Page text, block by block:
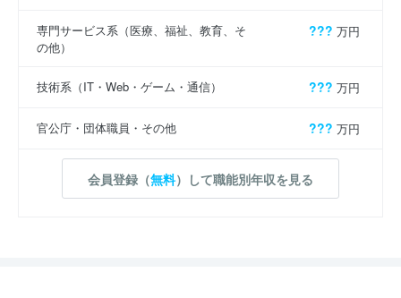
専門サービス系（医療、福祉、教育、そ
の他）
??? 万円
技術系（IT・Web・ゲーム・通信） ??? 万円
官公庁・団体職員・その他 ??? 万円
会員登録（無料）して職能別年収を見る